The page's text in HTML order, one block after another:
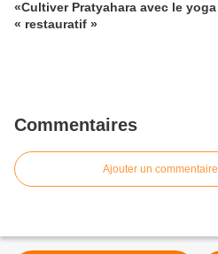
«Cultiver Pratyahara avec le yoga
« restauratif »
Commentaires
Ajouter un commentaire